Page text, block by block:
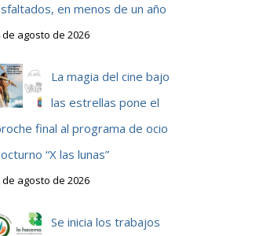
en menos de un año
de agosto de 2026
La magia del cine bajo
las estrellas pone el
final al programa de ocio
“X las lunas”
de agosto de 2026
Se inicia los trabajos